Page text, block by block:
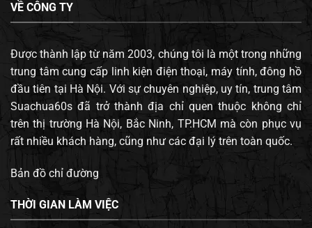
VỀ CÔNG TY
Được thành lập từ năm 2003, chúng tôi là một trong những
trung tâm cung cấp linh kiện điện thoại, máy tính, đông hồ
đầu tiên tại Hà Nội. Với sự chuyên nghiệp, uy tín, trung tâm
Suachua60s đã trở thành địa chỉ quen thuộc không chỉ
trên thị trường Hà Nội, Bắc Ninh, TP.HCM mà còn phục vụ
rất nhiều khách hàng, cũng như các đại lý trên toàn quốc.
Bản đồ chỉ đường
THỜI GIAN LÀM VIỆC